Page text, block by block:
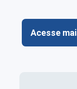
Acesse